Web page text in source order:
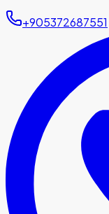
+905372687551